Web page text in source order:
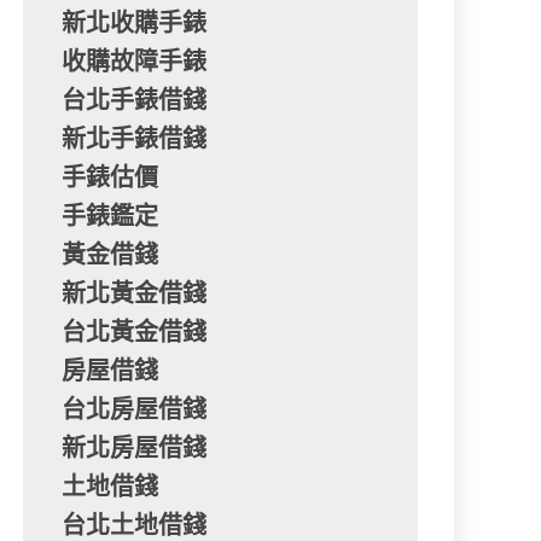
新北收購手錶
收購故障手錶
台北手錶借錢
新北手錶借錢
手錶估價
手錶鑑定
黃金借錢
新北黃金借錢
台北黃金借錢
房屋借錢
台北房屋借錢
新北房屋借錢
土地借錢
台北土地借錢